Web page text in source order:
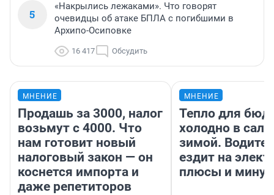
5
«Накрылись лежаками». Что говорят
очевидцы об атаке БПЛА с погибшими в
Архипо-Осиповке
16 417 Обсудить
МНЕНИЕ
Продашь за 3000, налог
возьмут с 4000. Что
нам готовит новый
налоговый закон — он
коснется импорта и
даже репетиторов
МНЕНИЕ
Тепло для
холодно в
зимой.
ездит на
плюсы и